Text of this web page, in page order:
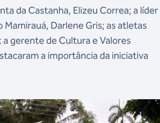
da Castanha, Elizeu Correa; a líder
Darlene Gris; as atletas
gerente de Cultura e Valores
a importância da iniciativa